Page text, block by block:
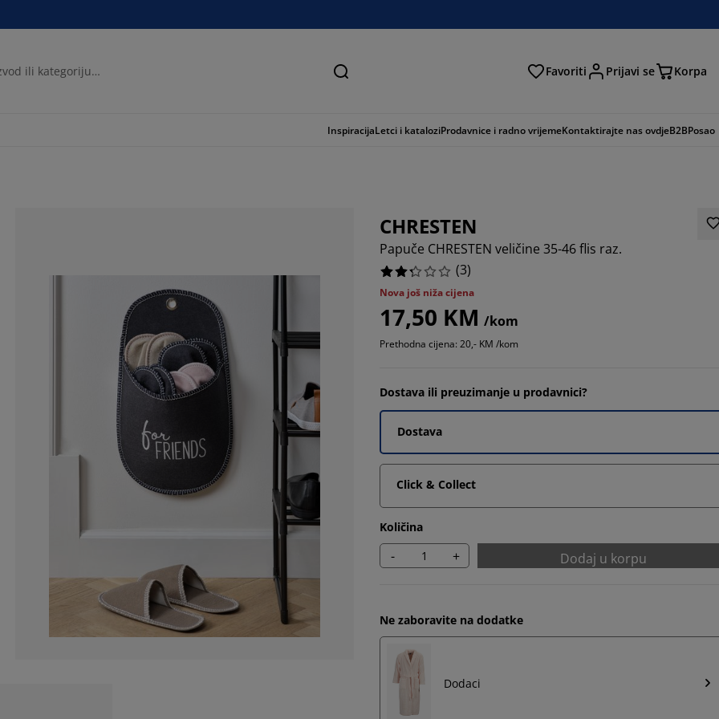
Traži Favoriti Prijavi se Korpa
InspiracijaLetci i kataloziProdavnice i radno vrijemeKontaktirajte nas ovdjeB2BPosao
CHRESTEN
Papuče CHRESTEN veličine 35-46 flis raz.
(3)
Nova još niža cijena
17,50 KM /kom
Prethodna cijena: 20,- KM /kom
Dostava ili preuzimanje u prodavnici?
Dostava
Click & Collect
Količina
- + Dodaj u korpu
Ne zaboravite na dodatke
Dodaci
33.33333333333333%
66.66666666666666%